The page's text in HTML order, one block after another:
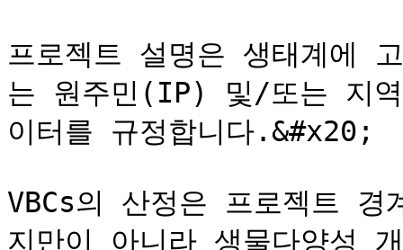
프로젝트 설명은 생태계에
는 원주민(IP) 및/또는 지
이터를 규정합니다.&#x20;
VBCs의 산정은 프로젝트
지만이 아니라 생물다양성